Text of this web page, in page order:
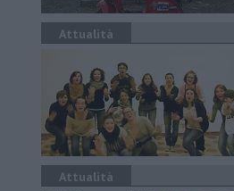
Attualità
Attualità